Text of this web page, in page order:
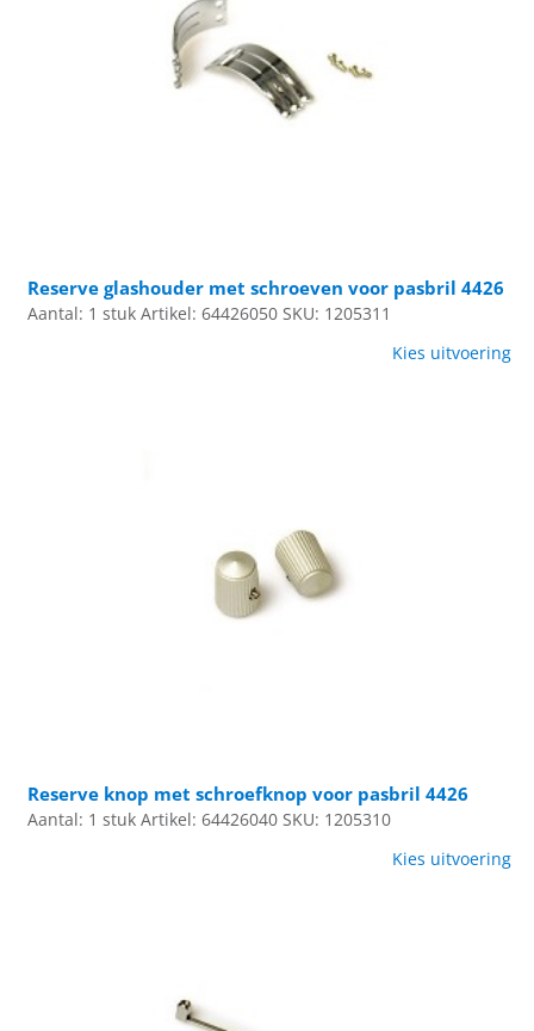
Reserve glashouder met schroeven voor pasbril 4426
Aantal: 1 stuk Artikel: 64426050 SKU: 1205311
Kies uitvoering
Reserve knop met schroefknop voor pasbril 4426
Aantal: 1 stuk Artikel: 64426040 SKU: 1205310
Kies uitvoering